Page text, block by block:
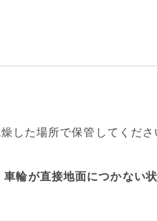
した場所で保管してくださ
車輪が直接地面につかない